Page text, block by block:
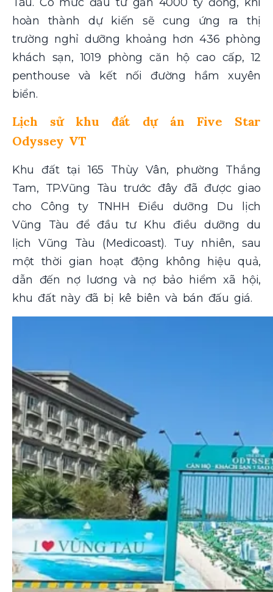
hoàn thành dự kiến sẽ cung ứng ra thị
trường nghỉ dưỡng khoảng hơn436 phòng
khách sạn, 1019 phòng căn hộ cao cấp, 12
penthouse và kết nối đường hầm xuyên
biển.
Lịch sử khu đất dự án Five Star
Odyssey VT
Khu đất tại 165 Thùy Vân, phường Thắng
Tam, TP.Vũng Tàu trước đây đã được giao
cho Công ty TNHH Điều dưỡng Du lịch
Vũng Tàu để đầu tư Khu điều dưỡng du
lịch Vũng Tàu (Medicoast). Tuy nhiên, sau
một thời gian hoạt động không hiệu quả,
dẫn đến nợ lương và nợ bảo hiểm xã hội,
khu đất này đã bị kê biên và bán đấu giá.